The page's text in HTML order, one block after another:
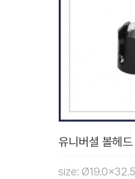
유니버셜 볼헤
size: